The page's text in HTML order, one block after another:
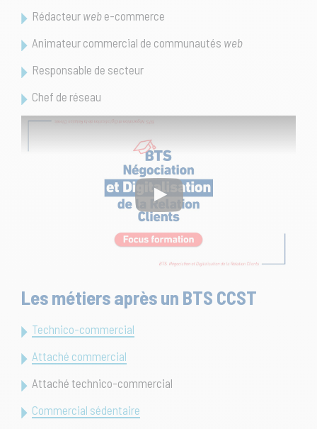
Rédacteur web e-commerce
Animateur commercial de communautés web
Responsable de secteur
Chef de réseau
Les métiers après un BTS CCST
Technico-commercial
Attaché commercial
Attaché technico-commercial
Commercial sédentaire